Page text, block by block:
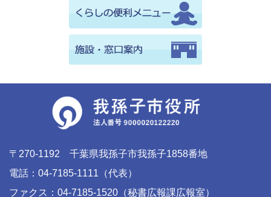
〒270-1192 千葉県我孫子市我孫子1858番地
電話：04-7185-1111（代表）
ファクス：04-7185-1520（秘書広報課広報室）